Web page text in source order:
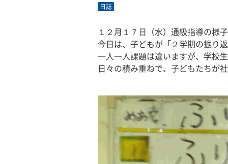
日誌
１２月１７日（水）通級指導の様
今日は、子どもが「２学期の振り
一人一人課題は違いますが、学校
日々の積み重ねで、子どもたちが